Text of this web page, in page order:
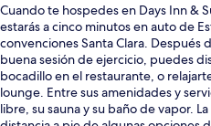
Cuando te hospedes en Days Inn &
estarás a cinco minutos en auto de
convenciones Santa Clara. Después
buena sesión de ejercicio, puedes
bocadillo en el restaurante, o
lounge. Entre sus amenidades y
libre, su sauna y su baño de vapor.